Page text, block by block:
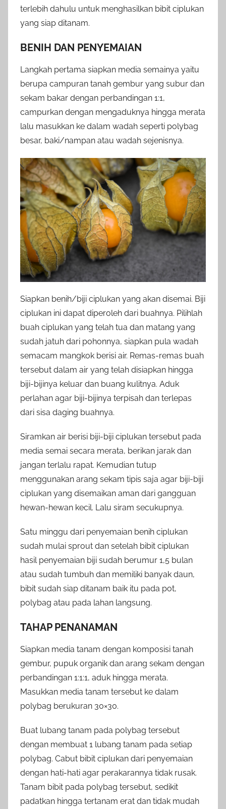
terlebih dahulu untuk menghasilkan bibit ciplukan
yang siap ditanam.
BENIH DAN PENYEMAIAN
Langkah pertama siapkan media semainya yaitu
berupa campuran tanah gembur yang subur dan
sekam bakar dengan perbandingan 1:1,
campurkan dengan mengaduknya hingga merata
lalu masukkan ke dalam wadah seperti polybag
besar, baki/nampan atau wadah sejenisnya.
Siapkan benih/biji ciplukan yang akan disemai. Biji
ciplukan ini dapat diperoleh dari buahnya. Pilihlah
buah ciplukan yang telah tua dan matang yang
sudah jatuh dari pohonnya, siapkan pula wadah
semacam mangkok berisi air. Remas-remas buah
tersebut dalam air yang telah disiapkan hingga
biji-bijinya keluar dan buang kulitnya. Aduk
perlahan agar biji-bijinya terpisah dan terlepas
dari sisa daging buahnya.
Siramkan air berisi biji-biji ciplukan tersebut pada
media semai secara merata, berikan jarak dan
jangan terlalu rapat. Kemudian tutup
menggunakan arang sekam tipis saja agar biji-biji
ciplukan yang disemaikan aman dari gangguan
hewan-hewan kecil. Lalu siram secukupnya.
Satu minggu dari penyemaian benih ciplukan
sudah mulai sprout dan setelah bibit ciplukan
hasil penyemaian biji sudah berumur 1,5 bulan
atau sudah tumbuh dan memiliki banyak daun,
bibit sudah siap ditanam baik itu pada pot,
polybag atau pada lahan langsung.
TAHAP PENANAMAN
Siapkan media tanam dengan komposisi tanah
gembur, pupuk organik dan arang sekam dengan
perbandingan 1:1:1, aduk hingga merata.
Masukkan media tanam tersebut ke dalam
polybag berukuran 30×30.
Buat lubang tanam pada polybag tersebut
dengan membuat 1 lubang tanam pada setiap
polybag. Cabut bibit ciplukan dari penyemaian
dengan hati-hati agar perakarannya tidak rusak.
Tanam bibit pada polybag tersebut, sedikit
padatkan hingga tertanam erat dan tidak mudah